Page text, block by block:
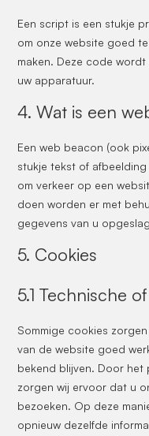
Een script is een stukje
om onze website goed
maken. Deze code
uw apparatuur.
4. Wat is een
Een web beacon (ook
stukje tekst of
om verkeer op een
doen worden er met
gegevens van u
5. Cookies
5.1 Technische
Sommige cookies
van de website goed
bekend blijven. Door het
zorgen wij ervoor dat u
bezoeken. Op deze
opnieuw dezelfde